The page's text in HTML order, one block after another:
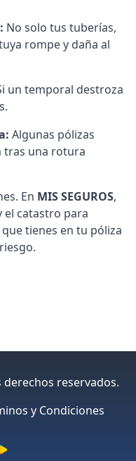
No solo tus tuberías,
rompe y daña al
un temporal destroza
Algunas pólizas
tras una rotura
En MIS SEGUROS,
el catastro para
tienes en tu póliza
derechos reservados.
y Condiciones